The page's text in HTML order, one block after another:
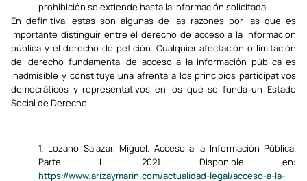
prohibición se extiende hasta la información solicitada.
En definitiva, estas son algunas de las razones por las que es
importante distinguir entre el derecho de acceso a la información
pública y el derecho de petición. Cualquier afectación o limitación
del derecho fundamental de acceso a la información pública es
inadmisible y constituye una afrenta a los principios participativos
democráticos y representativos en los que se funda un Estado
Social de Derecho.
1. Lozano Salazar, Miguel. Acceso a la Información Pública.
Parte I. 2021. Disponible en:
https://www.arizaymarin.com/actualidad-legal/acceso-a-la-